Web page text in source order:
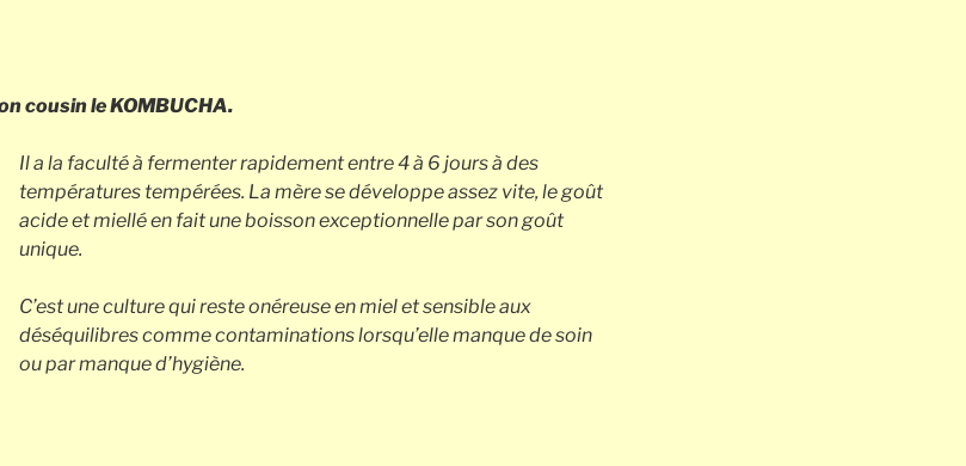
cousin le KOMBUCHA.
Il a la faculté à fermenter rapidement entre 4 à 6 jours à des
températures tempérées. La mère se développe assez vite, le goût
acide et miellé en fait une boisson exceptionnelle par son goût
unique.
C’est une culture qui reste onéreuse en miel et sensible aux
déséquilibres comme contaminations lorsqu’elle manque de soin
ou par manque d’hygiène.